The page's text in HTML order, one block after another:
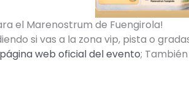
el Marenostrum de Fuengirola!
si vas a la zona vip, pista o
web oficial del evento;